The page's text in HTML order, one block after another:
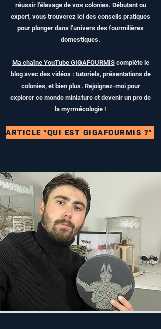
réussir l'élevage de vos colonies. Débutant ou
expert, vous trouverez ici des conseils pratiques
pour plonger dans l’univers des fourmilières
domestiques.
Ma chaîne YouTube GIGAFOURMIScomplète le
blog avec des vidéos : tutoriels, présentations de
colonies, et bien plus. Rejoignez-moi pour
explorer ce monde miniature et devenir un pro de
la myrmécologie !
ARTICLE "QUI EST GIGAFOURMIS ?"